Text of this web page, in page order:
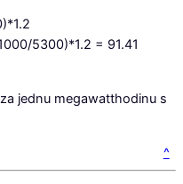
5300)*1.2 = 91.41
jednu megawatthodinu s
^